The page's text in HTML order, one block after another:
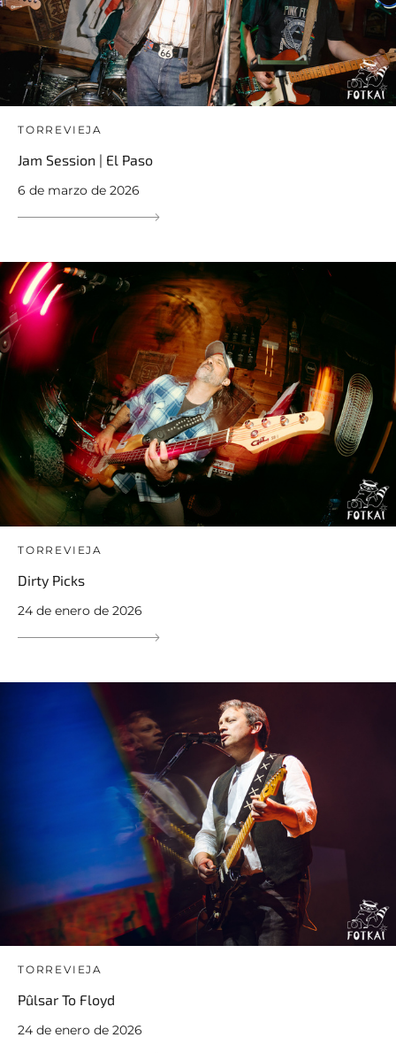
TORREVIEJA
Jam Session | El Paso
6 de marzo de 2026
TORREVIEJA
Dirty Picks
24 de enero de 2026
TORREVIEJA
Pûlsar To Floyd
24 de enero de 2026